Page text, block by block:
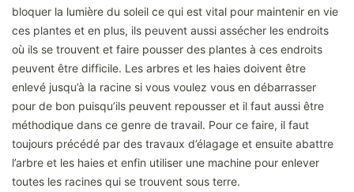
bloquer la lumière du soleil ce qui est vital pour maintenir en vie
ces plantes et en plus, ils peuvent aussi assécher les endroits
où ils se trouvent et faire pousser des plantes à ces endroits
peuvent être difficile. Les arbres et les haies doivent être
enlevé jusqu’à la racine si vous voulez vous en débarrasser
pour de bon puisqu’ils peuvent repousser et il faut aussi être
méthodique dans ce genre de travail. Pour ce faire, il faut
toujours précédé par des travaux d’élagage et ensuite abattre
l’arbre et les haies et enfin utiliser une machine pour enlever
toutes les racines qui se trouvent sous terre.